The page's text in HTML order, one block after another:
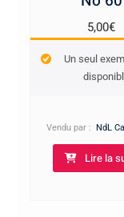
5,00€
Un seul
Vendu par : NdL
Lire la